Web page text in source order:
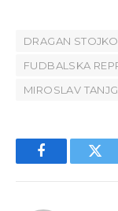
DRAGAN
FUDBALSKA
MIROSLAV
Facebook